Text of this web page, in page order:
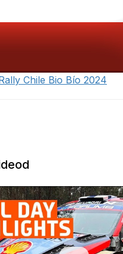
Chile Bio Bío 2024